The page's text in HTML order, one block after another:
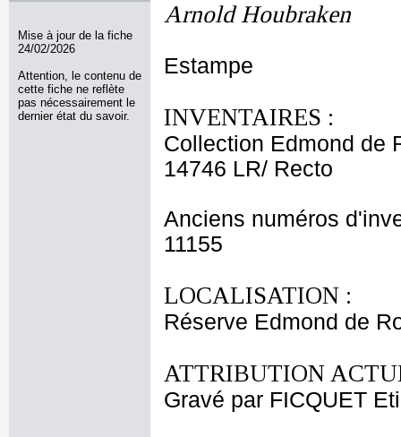
Mise à jour de la fiche
24/02/2026
Attention, le contenu de
cette fiche ne reflète
pas nécessairement le
dernier état du savoir.
Arnold Houbraken
Estampe
INVENTAIRES :
Collection Edmond de
14746 LR/ Recto
Anciens numéros
11155
LOCALISATION :
Réserve Edmond de
ATTRIBUTION
Gravé par FICQUET